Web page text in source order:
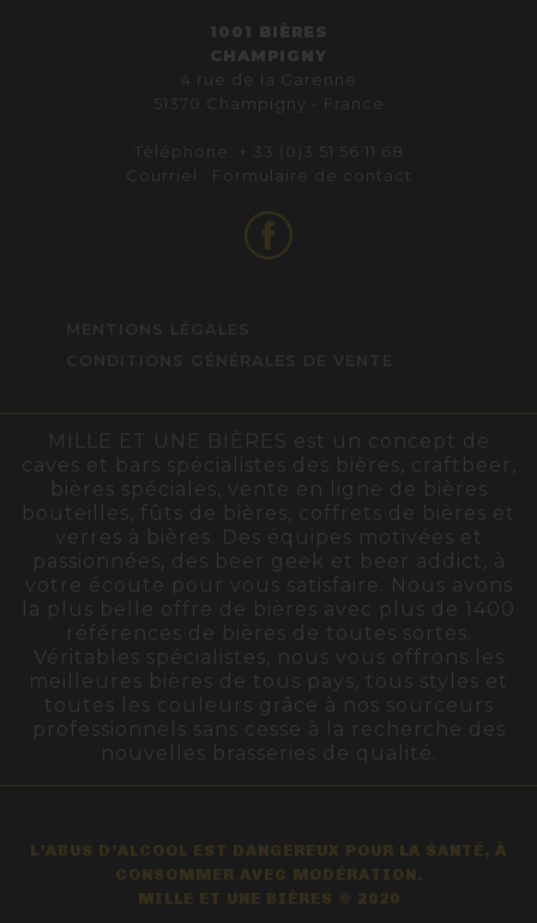
1001 BIÈRES
CHAMPIGNY
4 rue de la Garenne
51370 Champigny - France
Téléphone: + 33 (0)3 51 56 11 68
Courriel : Formulaire de contact
MILLE ET UNE BIÈRES est un concept de
caves et bars spécialistes des bières, craftbeer,
bières spéciales, vente en ligne de bières
bouteilles, fûts de bières, coffrets de bières et
verres à bières. Des équipes motivées et
passionnées, des beer geek et beer addict, à
votre écoute pour vous satisfaire. Nous avons
la plus belle offre de bières avec plus de 1400
références de bières de toutes sortes.
Véritables spécialistes, nous vous offrons les
meilleures bières de tous pays, tous styles et
toutes les couleurs grâce à nos sourceurs
professionnels sans cesse à la recherche des
nouvelles brasseries de qualité.
L’ABUS D’ALCOOL EST DANGEREUX POUR LA SANTÉ, À
CONSOMMER AVEC MODÉRATION.
MILLE ET UNE BIÈRES © 2020